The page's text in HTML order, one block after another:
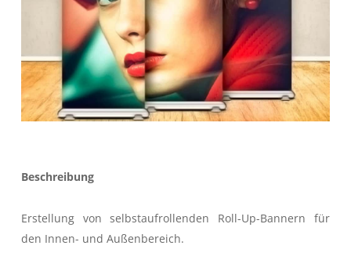
Beschreibung
Erstellung von selbstaufrollenden Roll-Up-Bannern für
den Innen- und Außenbereich.